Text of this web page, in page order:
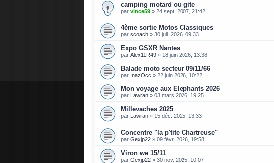
camping motard ou gite
par vince59 » 24 sept. 2007, 21:42
4ème sortie Motos Classiques
par scoach » 30 juil. 2026, 09:33
Expo GSXR Nantes
par Alex11R49 » 18 juin 2026, 13:38
Balade moto secteur 09/11/66
par InazOcc » 22 juin 2026, 10:22
Mon voyage aux Elephants 2026
par Lawran » 03 mars 2026, 19:25
Millevaches 2025
par Lawran » 15 déc. 2025, 13:33
Concentre "la p'tite Chartreuse"
par Gexjp22 » 09 févr. 2026, 19:58
Viron we 15/11
par Gexjp22 » 30 nov. 2025, 10:07